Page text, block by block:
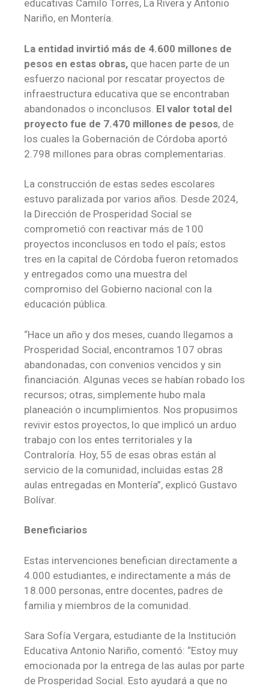
educativas Camilo Torres, La Rivera y Antonio
Nariño, en Montería.
La entidad invirtió más de 4.600 millones de
pesos en estas obras, que hacen parte de un
esfuerzo nacional por rescatar proyectos de
infraestructura educativa que se encontraban
abandonados o inconclusos. El valor total del
proyecto fue de 7.470 millones de pesos, de
los cuales la Gobernación de Córdoba aportó
2.798 millones para obras complementarias.
La construcción de estas sedes escolares
estuvo paralizada por varios años. Desde 2024,
la Dirección de Prosperidad Social se
comprometió con reactivar más de 100
proyectos inconclusos en todo el país; estos
tres en la capital de Córdoba fueron retomados
y entregados como una muestra del
compromiso del Gobierno nacional con la
educación pública.
“Hace un año y dos meses, cuando llegamos a
Prosperidad Social, encontramos 107 obras
abandonadas, con convenios vencidos y sin
financiación. Algunas veces se habían robado los
recursos; otras, simplemente hubo mala
planeación o incumplimientos. Nos propusimos
revivir estos proyectos, lo que implicó un arduo
trabajo con los entes territoriales y la
Contraloría. Hoy, 55 de esas obras están al
servicio de la comunidad, incluidas estas 28
aulas entregadas en Montería”, explicó Gustavo
Bolívar.
Beneficiarios
Estas intervenciones benefician directamente a
4.000 estudiantes, e indirectamente a más de
18.000 personas, entre docentes, padres de
familia y miembros de la comunidad.
Sara Sofía Vergara, estudiante de la Institución
Educativa Antonio Nariño, comentó: “Estoy muy
emocionada por la entrega de las aulas por parte
de Prosperidad Social. Esto ayudará a que no